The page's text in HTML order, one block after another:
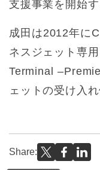
支援事業を開始す
成田は2012年に
ネスジェット専
Terminal
ェットの受け入
Share: